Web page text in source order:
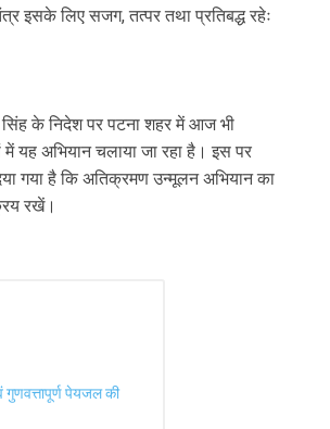
इसके लिए सजग, तत्पर तथा प्रतिबद्ध रहेः
के निदेश पर पटना शहर में आज भी
यह अभियान चलाया जा रहा है। इस पर
गया है कि अतिक्रमण उन्मूलन अभियान का
रखें।
पेयजल की